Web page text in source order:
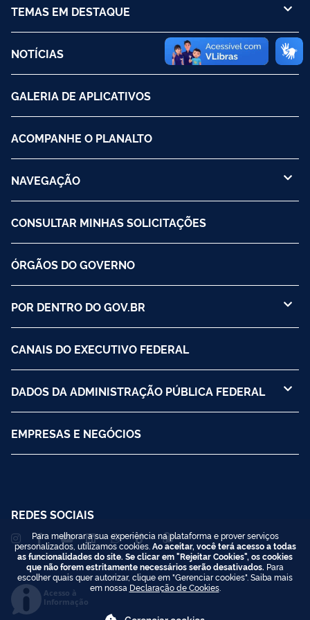
TEMAS EM DESTAQUE
NOTÍCIAS
GALERIA DE APLICATIVOS
ACOMPANHE O PLANALTO
NAVEGAÇÃO
CONSULTAR MINHAS SOLICITAÇÕES
ÓRGÃOS DO GOVERNO
POR DENTRO DO GOV.BR
CANAIS DO EXECUTIVO FEDERAL
DADOS DA ADMINISTRAÇÃO PÚBLICA FEDERAL
EMPRESAS E NEGÓCIOS
REDES SOCIAIS
Acesso à
Informação
Para melhorar a sua experiência na plataforma e prover serviços
personalizados, utilizamos cookies. Ao aceitar, você terá acesso a todas
as funcionalidades do site. Se clicar em "Rejeitar Cookies", os cookies
que não forem estritamente necessários serão desativados. Para
escolher quais quer autorizar, clique em "Gerenciar cookies". Saiba mais
em nossa Declaração de Cookies.